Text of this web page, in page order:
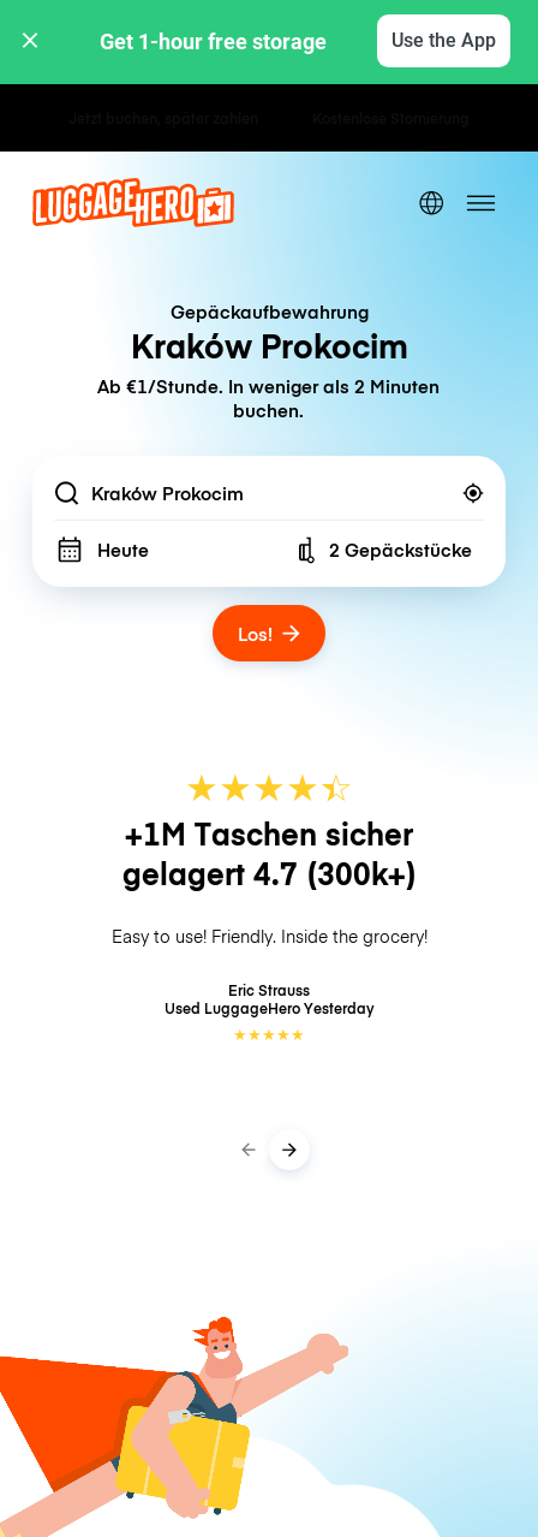
Get 1-hour free storage Use the App
Gepäckaufbewahrung
Kraków Prokocim
Ab €1/Stunde. In weniger als 2 Minuten
buchen.
Location
Heute Number of bags
2 Gepäckstücke
Los!
★★★★☆
★
+1M Taschen sicher
gelagert 4.7 (300k+)
Easy to use! Friendly. Inside the grocery!
Eric Strauss
Used LuggageHeroYesterday
★★★★★